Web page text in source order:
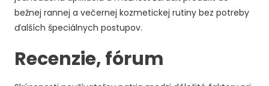
bežnej rannej a večernej kozmetickej rutiny bez potreby
ďalších špeciálnych postupov.
Recenzie, fórum